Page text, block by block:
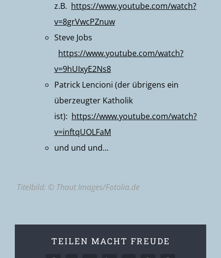
z.B. https://www.youtube.com/watch?
v=8grVwcPZnuw
Steve Jobs
https://www.youtube.com/watch?
v=9hUIxyE2Ns8
Patrick Lencioni (der übrigens ein
überzeugter Katholik
ist): https://www.youtube.com/watch?
v=inftqUOLFaM
und und und…
Titelbild: © Thaut Images/Fotolia.de
TEILEN MACHT FREUDE